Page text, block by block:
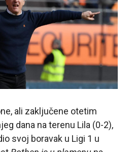
ali zaključene otetim
dana na terenu Lila (0-2),
svoj boravak u Ligi 1 u